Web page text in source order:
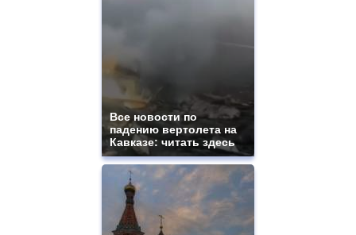
https://www.replicasrelojes.to/
Все новости по
падению вертолета на
Кавказе: читать здесь